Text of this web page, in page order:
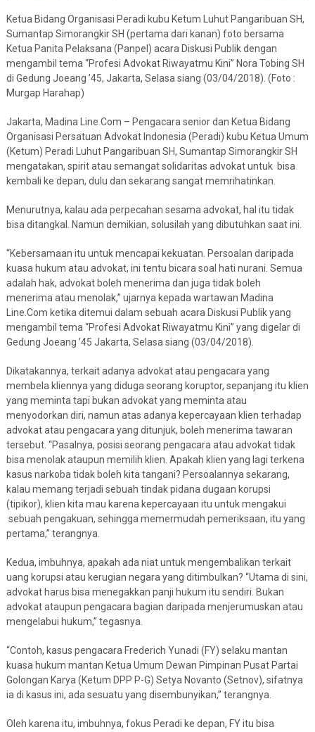
Ketua Bidang Organisasi Peradi kubu Ketum Luhut Pangaribuan SH,
Sumantap Simorangkir SH (pertama dari kanan) foto bersama
Ketua Panita Pelaksana (Panpel) acara Diskusi Publik dengan
mengambil tema “Profesi Advokat Riwayatmu Kini” Nora Tobing SH
di Gedung Joeang ’45, Jakarta, Selasa siang (03/04/2018). (Foto :
Murgap Harahap)
Jakarta, Madina Line.Com – Pengacara senior dan Ketua Bidang
Organisasi Persatuan Advokat Indonesia (Peradi) kubu Ketua Umum
(Ketum) Peradi Luhut Pangaribuan SH, Sumantap Simorangkir SH
mengatakan, spirit atau semangat solidaritas advokat untuk bisa
kembali ke depan, dulu dan sekarang sangat memrihatinkan.
Menurutnya, kalau ada perpecahan sesama advokat, hal itu tidak
bisa ditangkal. Namun demikian, solusilah yang dibutuhkan saat ini.
“Kebersamaan itu untuk mencapai kekuatan. Persoalan daripada
kuasa hukum atau advokat, ini tentu bicara soal hati nurani. Semua
adalah hak, advokat boleh menerima dan juga tidak boleh
menerima atau menolak,” ujarnya kepada wartawan Madina
Line.Com ketika ditemui dalam sebuah acara Diskusi Publik yang
mengambil tema “Profesi Advokat Riwayatmu Kini” yang digelar di
Gedung Joeang ’45 Jakarta, Selasa siang (03/04/2018).
Dikatakannya, terkait adanya advokat atau pengacara yang
membela kliennya yang diduga seorang koruptor, sepanjang itu klien
yang meminta tapi bukan advokat yang meminta atau
menyodorkan diri, namun atas adanya kepercayaan klien terhadap
advokat atau pengacara yang ditunjuk, boleh menerima tawaran
tersebut. “Pasalnya, posisi seorang pengacara atau advokat tidak
bisa menolak ataupun memilih klien. Apakah klien yang lagi terkena
kasus narkoba tidak boleh kita tangani? Persoalannya sekarang,
kalau memang terjadi sebuah tindak pidana dugaan korupsi
(tipikor), klien kita mau karena kepercayaan itu untuk mengakui
sebuah pengakuan, sehingga memermudah pemeriksaan, itu yang
pertama,” terangnya.
Kedua, imbuhnya, apakah ada niat untuk mengembalikan terkait
uang korupsi atau kerugian negara yang ditimbulkan? “Utama di sini,
advokat harus bisa menegakkan panji hukum itu sendiri. Bukan
advokat ataupun pengacara bagian daripada menjerumuskan atau
mengelabui hukum,” tegasnya.
“Contoh, kasus pengacara Frederich Yunadi (FY) selaku mantan
kuasa hukum mantan Ketua Umum Dewan Pimpinan Pusat Partai
Golongan Karya (Ketum DPP P-G) Setya Novanto (Setnov), sifatnya
ia di kasus ini, ada sesuatu yang disembunyikan,” terangnya.
Oleh karena itu, imbuhnya, fokus Peradi ke depan, FY itu bisa